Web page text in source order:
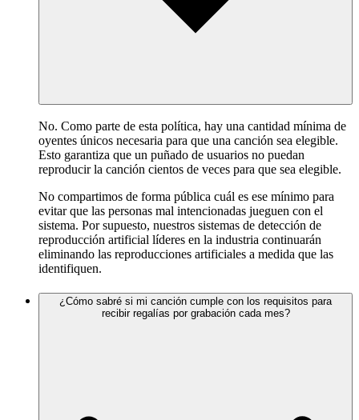
No. Como parte de esta política, hay una cantidad mínima de
oyentes únicos necesaria para que una canción sea elegible.
Esto garantiza que un puñado de usuarios no puedan
reproducir la canción cientos de veces para que sea elegible.
No compartimos de forma pública cuál es ese mínimo para
evitar que las personas mal intencionadas jueguen con el
sistema. Por supuesto, nuestros sistemas de detección de
reproducción artificial líderes en la industria continuarán
eliminando las reproducciones artificiales a medida que las
identifiquen.
¿Cómo sabré si mi canción cumple con los requisitos para
recibir regalías por grabación cada mes?